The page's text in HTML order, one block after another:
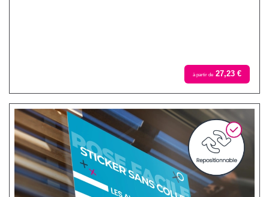
à partir de 27,23 €